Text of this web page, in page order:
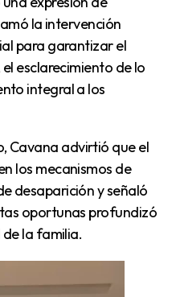
la intervención
para garantizar el
esclarecimiento de lo
integral a los
los mecanismos de
desaparición y señaló
oportunas profundizó
la familia.